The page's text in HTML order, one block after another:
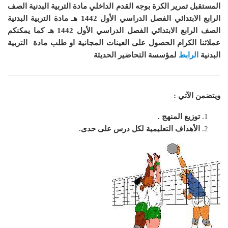
المستقبل تمرير الكرة بوجه القدم الداخلي مادة التربية البدنية الصف
الرابع الابتدائي الفصل الدراسي الأول 1442 هـ مادة التربية البدنية
الصف الرابع الابتدائي الفصل الدراسي الأول 1442 هـ
كما يمكنكم
عملائنا الكرام الحصول على العينات المجانية او طلب مادة التربية
البدنية
الرابط لمؤسسة التحاضير الحديثة
ويتضمن الآتي :
توزيع المنهج .
الأهداف التعليمية لكل درس على حدى.